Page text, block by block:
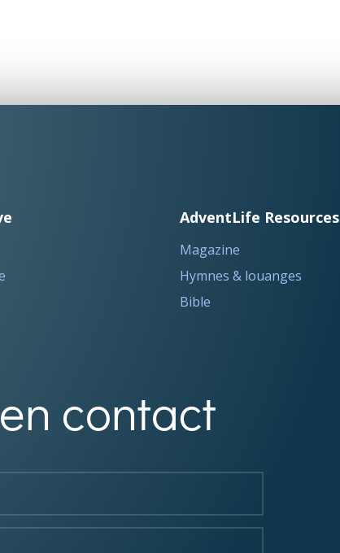
AdventLife Resources
Magazine
Hymnes & louanges
Bible
contact